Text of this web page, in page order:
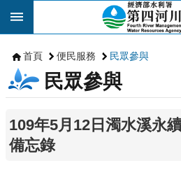
跳到主要內容區塊
首頁 便民服務 民眾參與
民眾參與
109年5月12日濁水溪永
備忘錄